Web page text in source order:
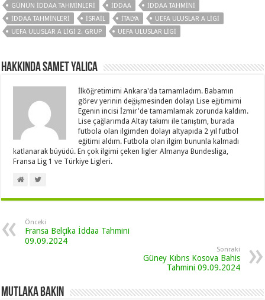
GÜNÜN IDDAA TAHMINLERI
IDDAA
IDDAA TAHMINI
IDDAA TAHMINLERI
İSRAIL İTALYA
UEFA ULUSLAR A LIGI
UEFA ULUSLAR A LIGI 2. GRUP
UEFA ULUSLAR LIGI
Hakkında Samet Yalica
İlköğretimimi Ankara'da tamamladım. Babamın
görev yerinin değişmesinden dolayı Lise eğitimimi
Egenin incisi İzmir'de tamamlamak zorunda kaldım.
Lise çağlarımda Altay takımı ile tanıştım, burada
futbola olan ilgimden dolayı altyapıda 2 yıl futbol
eğitimi aldım. Futbola olan ilgim bununla kalmadı
katlanarak büyüdü. En çok ilgimi çeken ligler Almanya Bundesliga,
Fransa Lig 1 ve Türkiye Ligleri.
Önceki
Fransa Belçika İddaa Tahmini
09.09.2024
Sonraki
Güney Kıbrıs Kosova Bahis
Tahmini 09.09.2024
Mutlaka Bakın